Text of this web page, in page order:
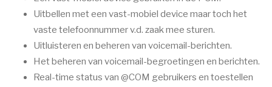
Uitbellen met een vast-mobiel device maar toch het
vaste telefoonnummer v.d. zaak mee sturen.
Uitluisteren en beheren van voicemail-berichten.
Het beheren van voicemail-begroetingen en berichten.
Real-time status van @COM gebruikers en toestellen